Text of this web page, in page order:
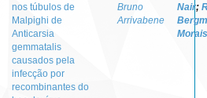
nos túbulos de
Malpighi de
Anticarsia
gemmatalis
causados pela
infecção por
recombinantes do
Bruno
Arrivabene
Nair;
Morais